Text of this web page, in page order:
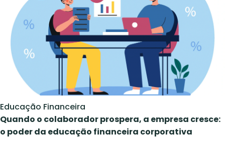
Educação Financeira
Quando o colaborador prospera, a empresa cresce:
o poder da educação financeira corporativa